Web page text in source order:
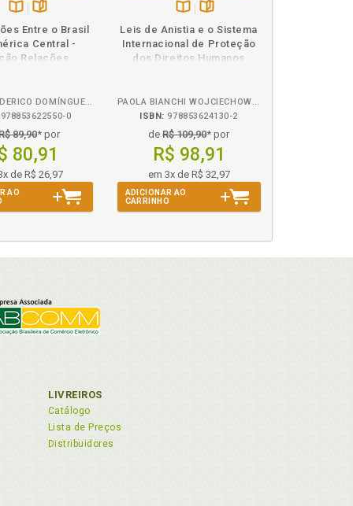
européia, p. 66
p. 66
Federal, p. 233
na
B.V.
Entre o Brasil
Central -
Relações
CARLOS FEDERICO DOMÍNGUEZ AVILA
978853622550-0
89,90* por
80,91
de R$ 26,97
AO
na
B.V.
Leis de Anistia e o Sistema
Internacional de Proteção
dos Direitos Humanos
PAOLA BIANCHI WOJCIECHOWSKI
ISBN: 978853624130-2
deR$ 109,90* por
R$ 98,91
em 3x de R$ 32,97
ADICIONAR AO
CARRINHO
LIVREIROS
Catálogo
Lista de Preços
Distribuidores